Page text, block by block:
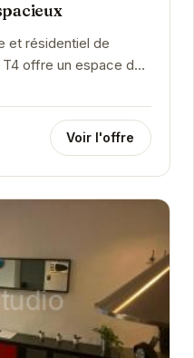
et résidentiel de
offre un espace de
pour les familles...
Voir l'offre